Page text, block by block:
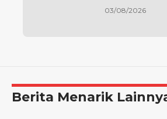
03/08/2026
Berita Menarik